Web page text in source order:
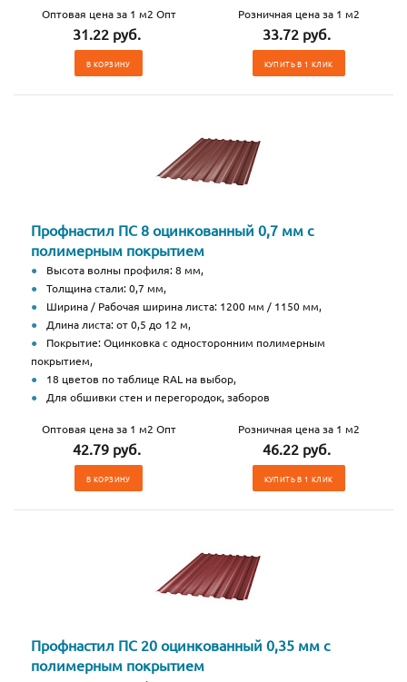
Оптовая цена за 1 м2 Опт
31.22 руб.
В КОРЗИНУ
Розничная цена за 1 м2
33.72 руб.
КУПИТЬ В 1 КЛИК
Профнастил ПС 8 оцинкованный 0,7 мм с
полимерным покрытием
Высота волны профиля: 8 мм,
Толщина стали: 0,7 мм,
Ширина / Рабочая ширина листа: 1200 мм / 1150 мм,
Длина листа: от 0,5 до 12 м,
Покрытие: Оцинковка с односторонним полимерным
покрытием,
18 цветов по таблице RAL на выбор,
Для обшивки стен и перегородок, заборов
Оптовая цена за 1 м2 Опт
42.79 руб.
В КОРЗИНУ
Розничная цена за 1 м2
46.22 руб.
КУПИТЬ В 1 КЛИК
Профнастил ПС 20 оцинкованный 0,35 мм с
полимерным покрытием